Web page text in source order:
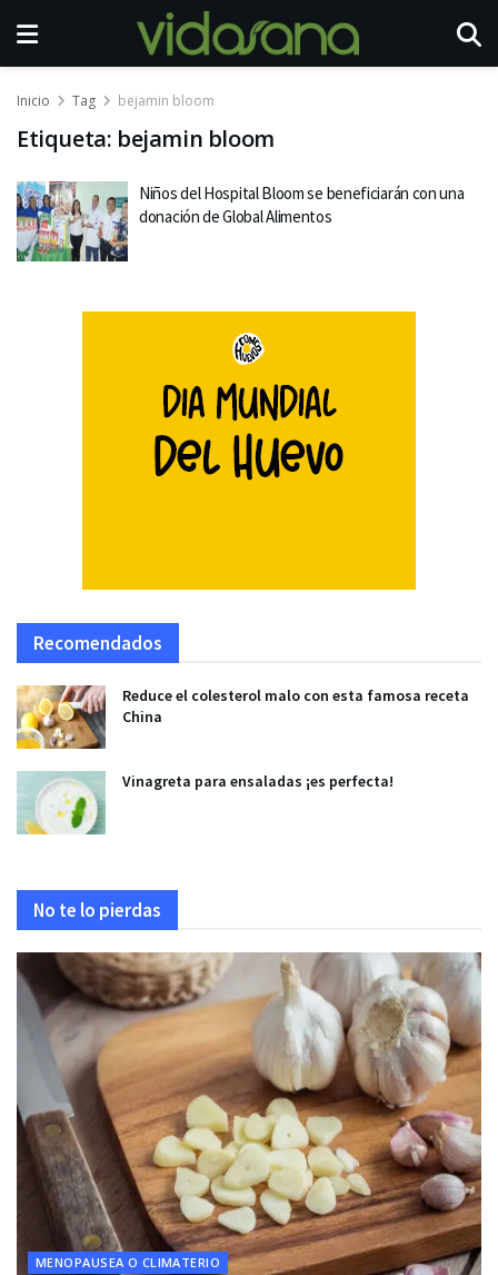
Inicio Tag bejamin bloom
Etiqueta: bejamin bloom
Niños del Hospital Bloom se beneficiarán con una
donación de Global Alimentos
Recomendados
Reduce el colesterol malo con esta famosa receta
China
Vinagreta para ensaladas ¡es perfecta!
No te lo pierdas
MENOPAUSEA O CLIMATERIO